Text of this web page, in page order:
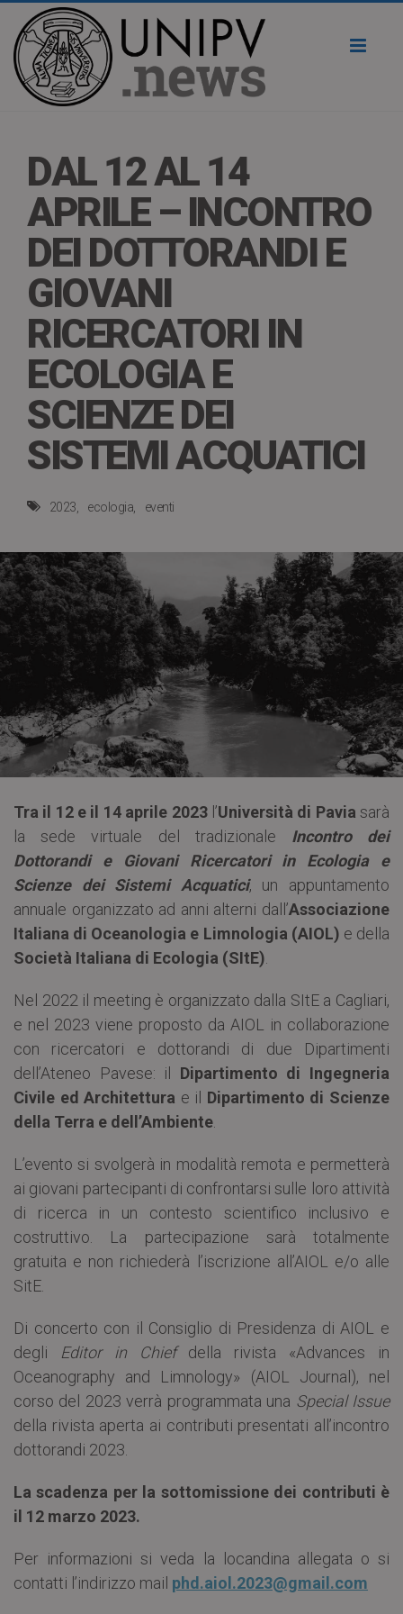
DAL 12 AL 14
APRILE – INCONTRO
DEI DOTTORANDI E
GIOVANI
RICERCATORI IN
ECOLOGIA E
SCIENZE DEI
SISTEMI ACQUATICI
2023 ecologia eventi
Tra il 12 e il 14 aprile 2023l’Università di Pavia sarà
la sede virtuale del tradizionale Incontro dei
Dottorandi e Giovani Ricercatori in Ecologia e
Scienze dei Sistemi Acquatici, un appuntamento
annuale organizzato ad anni alterni dall’Associazione
Italiana di Oceanologia e Limnologia (AIOL) e della
Società Italiana di Ecologia (SItE)
Nel 2022 il meeting è organizzato dalla SItE a Cagliari,
e nel 2023 viene proposto da AIOL in collaborazione
con ricercatori e dottorandi di due Dipartimenti
dell’Ateneo Pavese: il Dipartimento di Ingegneria
Civile ed Architettura e il Dipartimento di Scienze
della Terra e dell’Ambiente
L’evento si svolgerà in modalità remota e permetterà
ai giovani partecipanti di confrontarsi sulle loro attività
di ricerca in un contesto scientifico inclusivo e
costruttivo. La partecipazione sarà totalmente
gratuita e non richiederà l’iscrizione all’AIOL e/o alle
SitE.
Di concerto con il Consiglio di Presidenza di AIOL e
degli
Editor in Chiefdella rivista «Advances in
Oceanography and Limnology» (AIOL Journal), nel
corso del 2023 verrà programmata una Special Issue
della rivista aperta ai contributi presentati all’incontro
dottorandi 2023.
La scadenza per la sottomissione dei contributi è
il 12 marzo 2023.
Per informazioni si veda la locandina allegata o si
contatti l’indirizzo mail phd.aiol.2023@gmail.com